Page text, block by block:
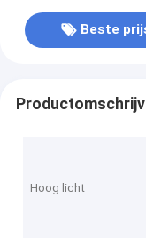
Beste
Hoog licht